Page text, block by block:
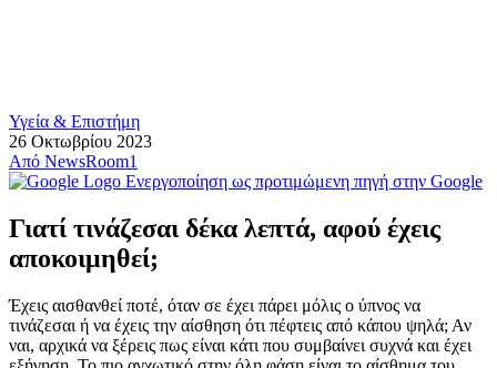
Υγεία & Επιστήμη
26 Οκτωβρίου 2023
Από NewsRoom1
Ενεργοποίηση ως προτιμώμενη πηγή στην Google
Γιατί τινάζεσαι δέκα λεπτά, αφού έχεις
αποκοιμηθεί;
Έχεις αισθανθεί ποτέ, όταν σε έχει πάρει μόλις ο ύπνος να
τινάζεσαι ή να έχεις την αίσθηση ότι πέφτεις από κάπου ψηλά; Αν
ναι, αρχικά να ξέρεις πως είναι κάτι που συμβαίνει συχνά και έχει